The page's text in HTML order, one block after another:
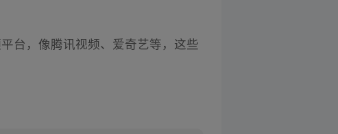
台，像腾讯视频、爱奇艺等，这些